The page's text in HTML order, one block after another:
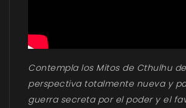
Contempla los Mitos de Cthulhu
perspectiva totalmente nueva y
guerra secreta por el poder y el